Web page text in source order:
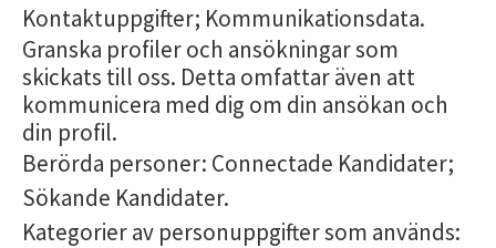
Kontaktuppgifter; Kommunikationsdata.
Granska profiler och ansökningar som
skickats till oss. Detta omfattar även att
kommunicera med dig om din ansökan och
din profil.
Berörda personer: Connectade Kandidater;
Sökande Kandidater.
Kategorier av personuppgifter som används: